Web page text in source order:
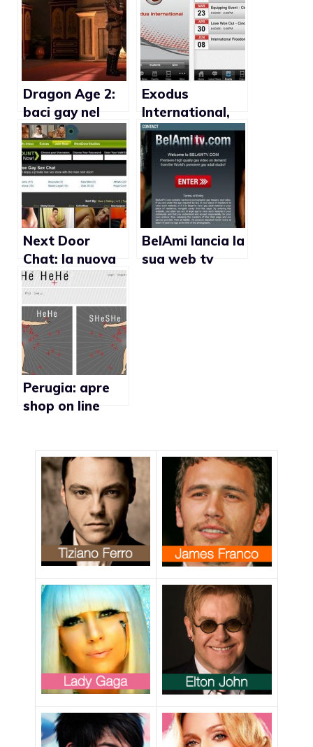
Dragon Age 2:
baci gay nel
videogioco
della Bioware
Exodus
International,
l’applicazione
omofoba per
iPhone
Next Door
Chat: la nuova
videochat per
gay
BelAmi lancia la
sua web tv
Perugia: apre
shop on line